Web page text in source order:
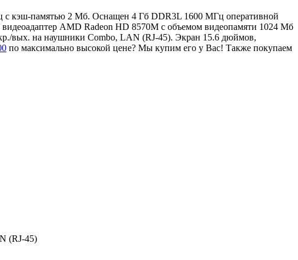
с кэш-памятью 2 Мб. Оснащен 4 Гб DDR3L 1600 МГц оперативной
AMD Radeon HD 8570M с объемом видеопамяти 1024 Мб
вых. на наушники Combo, LAN (RJ-45). Экран 15.6 дюймов,
по максимально высокой цене? Мы купим его у Вас! Также покупаем
(RJ-45)